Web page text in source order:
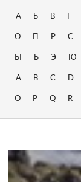
А Б В
О Р С
Ы Ь Э Ю
A B C D
O P Q R